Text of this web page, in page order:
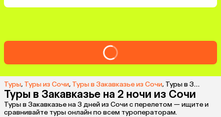
Туры, Туры из Сочи, Туры в Закавказье из Сочи, Туры в Закавказье на 2 ночи из Сочи
Туры в Закавказье на 2 ночи из Сочи
Туры в Закавказье на 3 дней из Сочи с перелетом — ищите и
сравнивайте туры онлайн по всем туроператорам.